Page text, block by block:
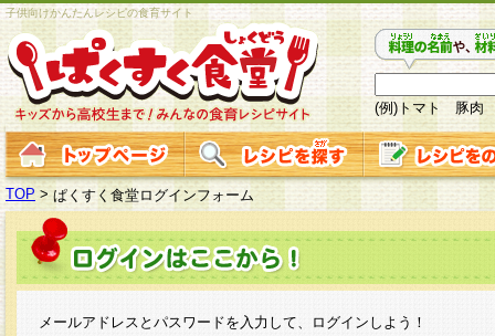
子供向けかんたんレシピの食育サイト
(例)トマト 豚肉
TOP > ぱくすく食堂ログインフォーム
メールアドレスとパスワードを入力して、ログインしよう！